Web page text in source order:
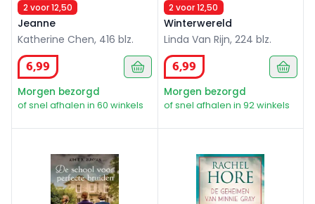
2 voor 12,50
Jeanne
Katherine Chen, 416 blz.
6,99
Morgen bezorgd
of snel afhalen in 60 winkels
2 voor 12,50
Winterwereld
Linda Van Rijn, 224 blz.
6,99
Morgen bezorgd
of snel afhalen in 92 winkels